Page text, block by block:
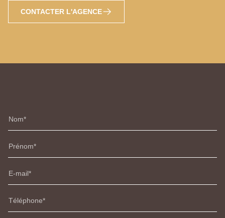
CONTACTER L'AGENCE
Nom
Prénom
E-mail
Téléphone